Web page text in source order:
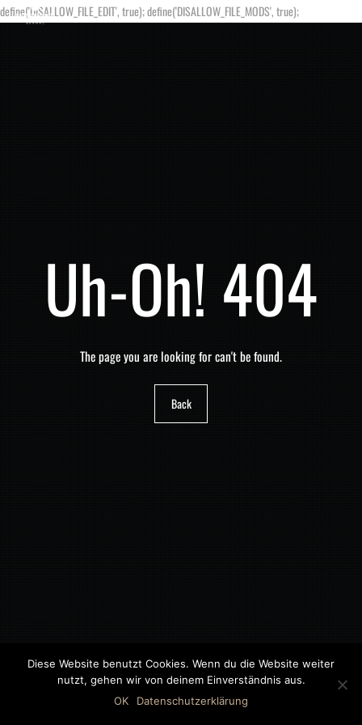
define('DISALLOW_FILE_EDIT', true); define('DISALLOW_FILE_MODS', true);
Uh-Oh! 404
The page you are looking for can't be found.
Back
©2018 MWB – MOTORWAGEN BERNAU GMBH
Diese Website benutzt Cookies. Wenn du die Website weiter
nutzt, gehen wir von deinem Einverständnis aus.
OK
Datenschutzerklärung